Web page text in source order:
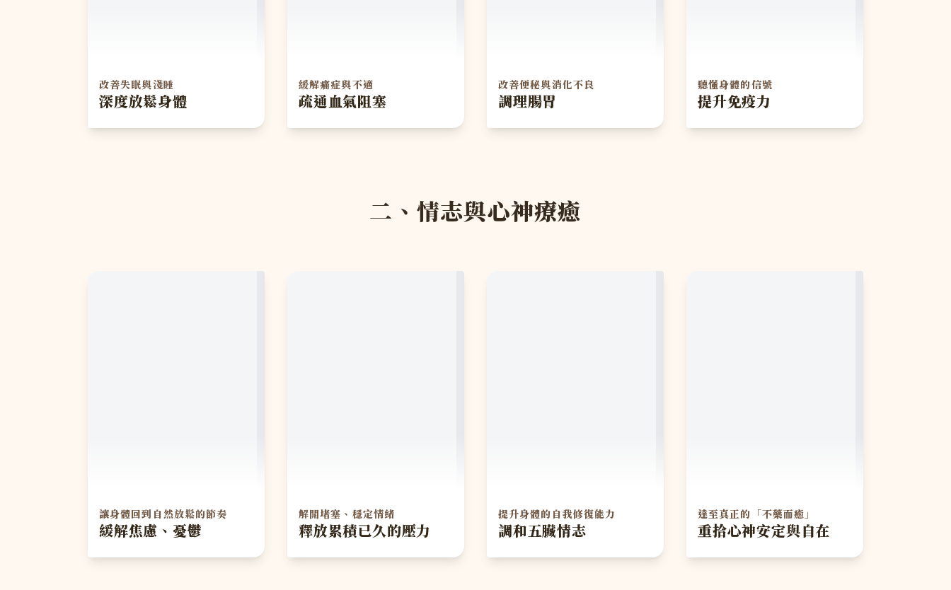
改善失眠與淺睡
深度放鬆身體
緩解痛症與不適
疏通血氣阻塞
改善便秘與消化不良
調理腸胃
聽懂身體的信號
提升免疫力
二、情志與心神療癒
讓身體回到自然放鬆的節奏
緩解焦慮、憂鬱
解開堵塞、穩定情緒
釋放累積已久的壓力
提升身體的自我修復能力
調和五臟情志
達至真正的「不藥而癒」
重拾心神安定與自在